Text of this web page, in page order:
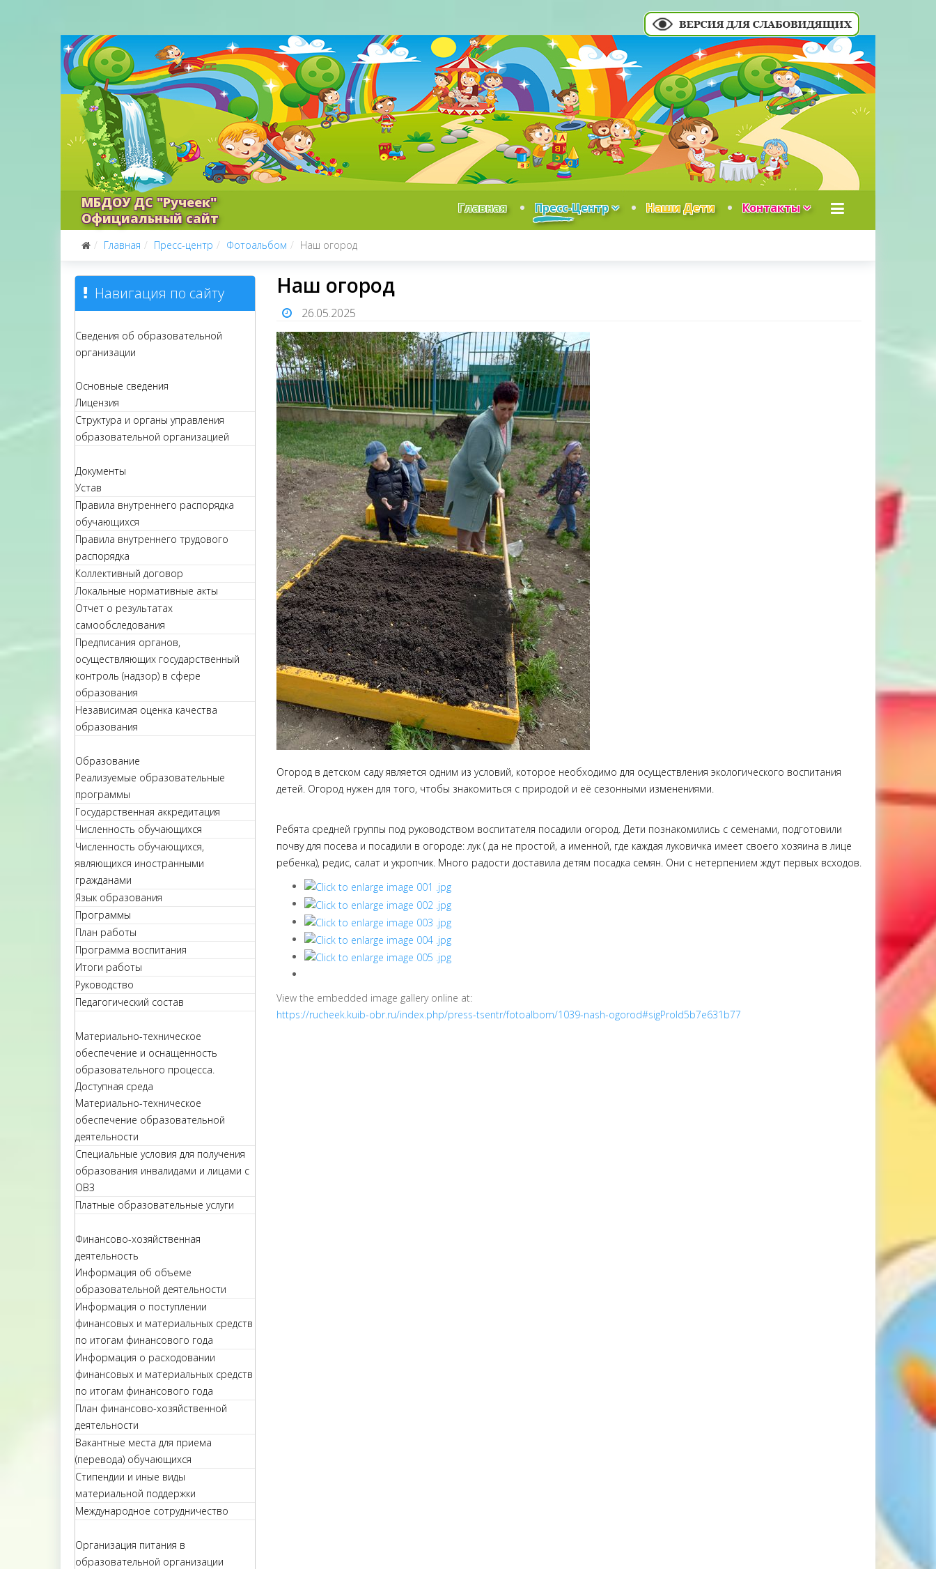
МБДОУ ДС "Ручеек"
Официальный сайт
Главная Пресс-Центр Наши Дети Контакты
Главная Пресс-центр Фотоальбом Наш огород
Навигация по сайту
Сведения об образовательной
организации
Основные сведения
Лицензия
Структура и органы управления
образовательной организацией
Документы
Устав
Правила внутреннего распорядка
обучающихся
Правила внутреннего трудового
распорядка
Коллективный договор
Локальные нормативные акты
Отчет о результатах
самообследования
Предписания органов,
осуществляющих государственный
контроль (надзор) в сфере
образования
Независимая оценка качества
образования
Образование
Реализуемые образовательные
программы
Государственная аккредитация
Численность обучающихся
Численность обучающихся,
являющихся иностранными
гражданами
Язык образования
Программы
План работы
Программа воспитания
Итоги работы
Руководство
Педагогический состав
Материально-техническое
обеспечение и оснащенность
образовательного процесса.
Доступная среда
Материально-техническое
обеспечение образовательной
деятельности
Специальные условия для получения
образования инвалидами и лицами с
ОВЗ
Платные образовательные услуги
Финансово-хозяйственная
деятельность
Информация об объеме
образовательной деятельности
Информация о поступлении
финансовых и материальных средств
по итогам финансового года
Информация о расходовании
финансовых и материальных средств
по итогам финансового года
План финансово-хозяйственной
деятельности
Вакантные места для приема
(перевода) обучающихся
Стипендии и иные виды
материальной поддержки
Международное сотрудничество
Организация питания в
образовательной организации
Наш огород
26.05.2025
Огород в детском саду является одним из условий, которое необходимо для осуществления экологического воспитания
детей. Огород нужен для того, чтобы знакомиться с природой и её сезонными изменениями.
Ребята средней группы под руководством воспитателя посадили огород. Дети познакомились с семенами, подготовили
почву для посева и посадили в огороде: лук ( да не простой, а именной, где каждая луковичка имеет своего хозяина в лице
ребенка), редис, салат и укропчик. Много радости доставила детям посадка семян. Они с нетерпением ждут первых всходов.
View the embedded image gallery online at:
https://rucheek.kuib-obr.ru/index.php/press-tsentr/fotoalbom/1039-nash-ogorod#sigProId5b7e631b77